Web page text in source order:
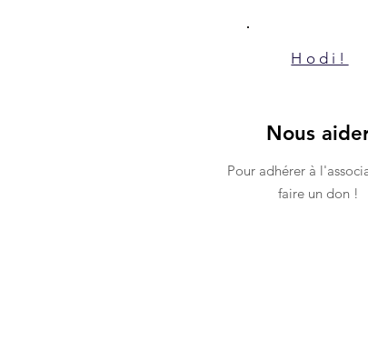
Hodi!
Nous
Pour adhérer à
faire un don !